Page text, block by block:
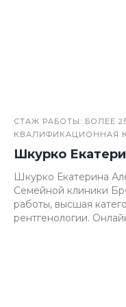
СТАЖ РАБОТЫ: БОЛЕЕ
КВАЛИФИКАЦИОННАЯ
Шкурко
Шкурко Екатерина
Семейной клиники
работы, высшая
рентгенологии.